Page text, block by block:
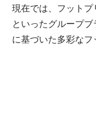
現在では、フット
といったグループ
に基づいた多彩なフ